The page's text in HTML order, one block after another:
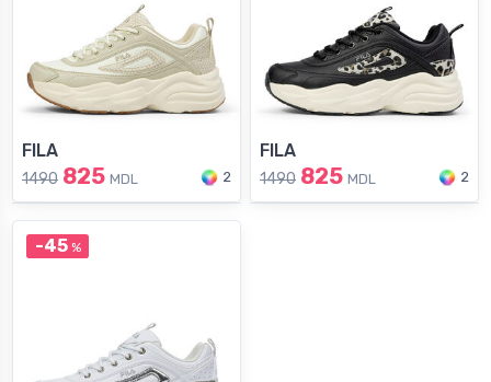
FILA
1490 825 MDL 2
FILA
1490 825 MDL 2
-45%